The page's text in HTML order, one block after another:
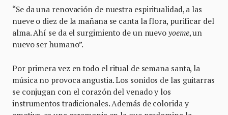
“Se da una renovación de nuestra espiritualidad, a las
nueve o diez de la mañana se canta la flora, purificar del
alma. Ahí se da el surgimiento de un nuevo yoeme, un
nuevo ser humano”.
Por primera vez en todo el ritual de semana santa, la
música no provoca angustia. Los sonidos de las guitarras
se conjugan con el corazón del venado y los
instrumentos tradicionales. Además de colorida y